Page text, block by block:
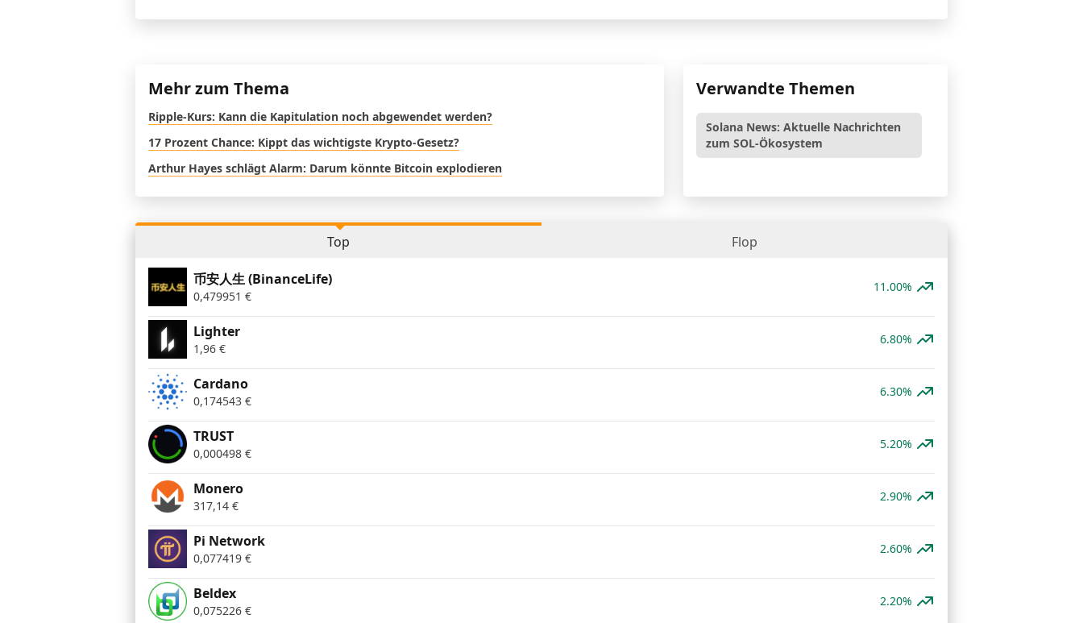
Mehr zum Thema
Ripple-Kurs: Kann die Kapitulation noch abgewendet werden?
17 Prozent Chance: Kippt das wichtigste Krypto-Gesetz?
Arthur Hayes schlägt Alarm: Darum könnte Bitcoin explodieren
Verwandte Themen
Solana News: Aktuelle Nachrichten
zum SOL-Ökosystem
Top Flop
币安人生 (BinanceLife)
0,479951 €
11.00%
Lighter
1,96 €
6.80%
Cardano
0,174543 €
6.30%
TRUST
0,000498 €
5.20%
Monero
317,14 €
2.90%
Pi Network
0,077419 €
2.60%
Beldex
0,075226 €
2.20%